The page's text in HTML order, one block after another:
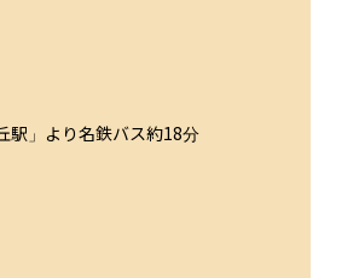
駅」より名鉄バス約18分